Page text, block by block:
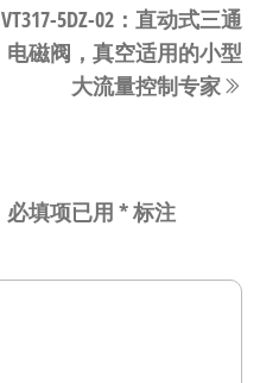
VT317-5DZ-02：直动式三通
电磁阀，真空适用的小型
大流量控制专家
必填项已用 *标注